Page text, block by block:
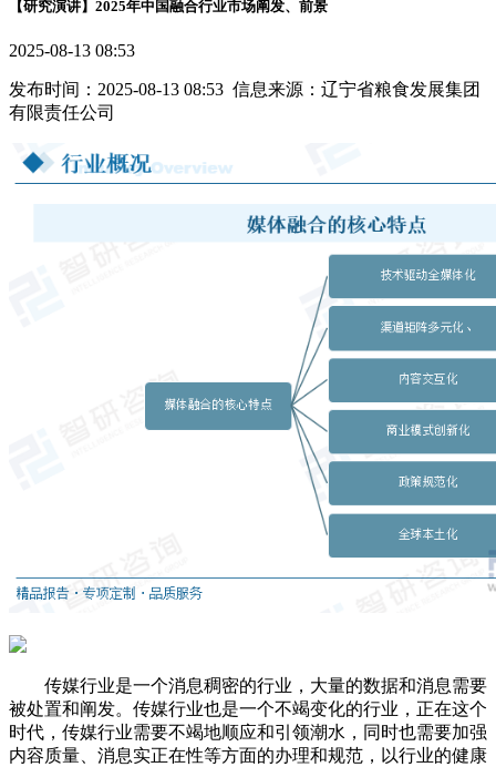
【研究演讲】2025年中国融合行业市场阐发、前景
2025-08-13 08:53
发布时间：2025-08-13 08:53 信息来源：辽宁省粮食发展集团
有限责任公司
传媒行业是一个消息稠密的行业，大量的数据和消息需要
被处置和阐发。传媒行业也是一个不竭变化的行业，正在这个
时代，传媒行业需要不竭地顺应和引领潮水，同时也需要加强
内容质量、消息实正在性等方面的办理和规范，以行业的健康